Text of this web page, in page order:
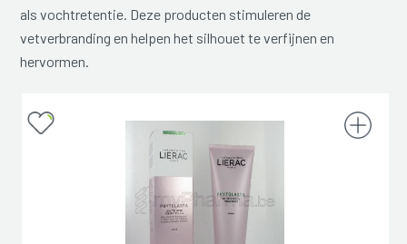
als vochtretentie. Deze producten stimuleren de
vetverbranding en helpen het silhouet te verfijnen en
hervormen.